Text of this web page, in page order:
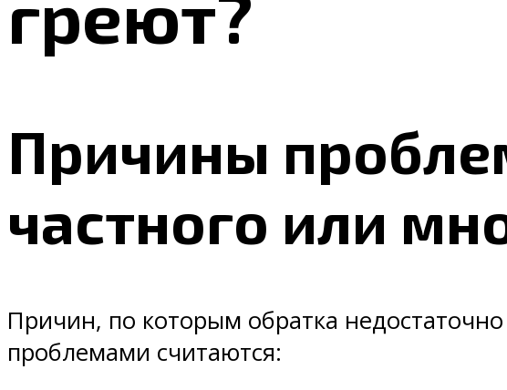
Причины
частного или
Причин, по которым обратка
проблемами считаются: